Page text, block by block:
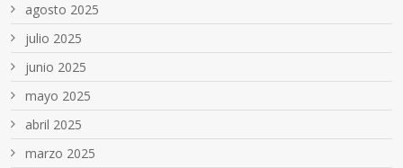
agosto 2025
julio 2025
junio 2025
mayo 2025
abril 2025
marzo 2025